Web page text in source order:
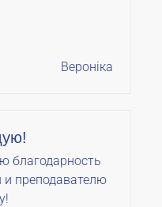
Вероніка
благодарность
и преподавателю